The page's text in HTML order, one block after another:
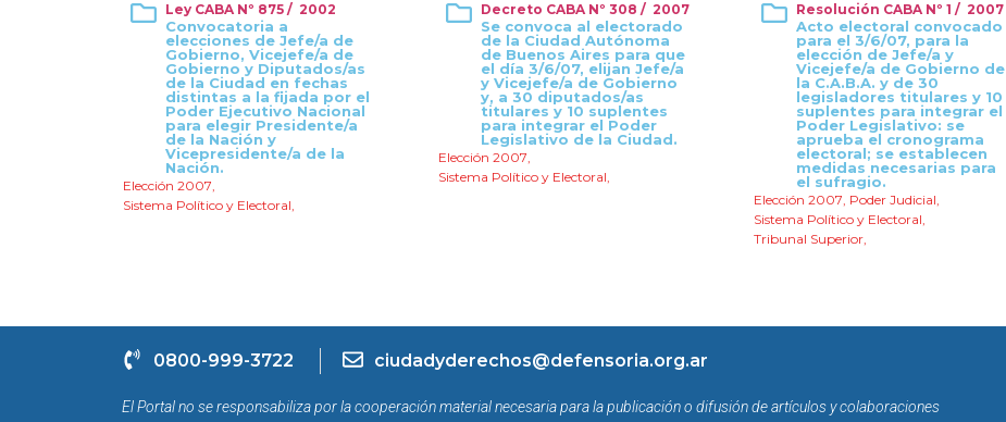
Ley CABA Nº 875 / 2002
Convocatoria a
elecciones de Jefe/a de
Gobierno, Vicejefe/a de
Gobierno y Diputados/as
de la Ciudad en fechas
distintas a la fijada por el
Poder Ejecutivo Nacional
para elegir Presidente/a
de la Nación y
Vicepresidente/a de la
Nación.
Elección 2007,
Sistema Político y Electoral,
Decreto CABA Nº 308 / 2007
Se convoca al electorado
de la Ciudad Autónoma
de Buenos Aires para que
el día 3/6/07, elijan Jefe/a
y Vicejefe/a de Gobierno
y, a 30 diputados/as
titulares y 10 suplentes
para integrar el Poder
Legislativo de la Ciudad.
Elección 2007,
Sistema Político y Electoral,
Resolución CABA Nº 1 / 2007
Acto electoral convocado
para el 3/6/07, para la
elección de Jefe/a y
Vicejefe/a de Gobierno de
la C.A.B.A. y de 30
legisladores titulares y 10
suplentes para integrar el
Poder Legislativo: se
aprueba el cronograma
electoral; se establecen
medidas necesarias para
el sufragio.
Elección 2007, Poder Judicial,
Sistema Político y Electoral,
Tribunal Superior,
0800-999-3722 ciudadyderechos@defensoria.org.ar
El Portal no se responsabiliza por la cooperación material necesaria para la publicación o difusión de artículos y colaboraciones